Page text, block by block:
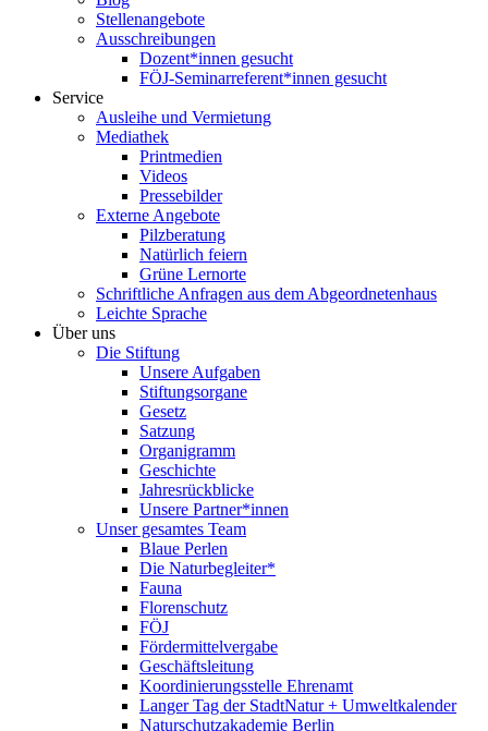
Stellenangebote
Ausschreibungen
Dozent*innen gesucht
FÖJ-Seminarreferent*innen gesucht
Service
Ausleihe und Vermietung
Mediathek
Printmedien
Videos
Pressebilder
Externe Angebote
Pilzberatung
Natürlich feiern
Grüne Lernorte
Schriftliche Anfragen aus dem Abgeordnetenhaus
Leichte Sprache
Über uns
Die Stiftung
Unsere Aufgaben
Stiftungsorgane
Gesetz
Satzung
Organigramm
Geschichte
Jahresrückblicke
Unsere Partner*innen
Unser gesamtes Team
Blaue Perlen
Die Naturbegleiter*
Fauna
Florenschutz
FÖJ
Fördermittelvergabe
Geschäftsleitung
Koordinierungsstelle Ehrenamt
Langer Tag der StadtNatur + Umweltkalender
Naturschutzakademie Berlin